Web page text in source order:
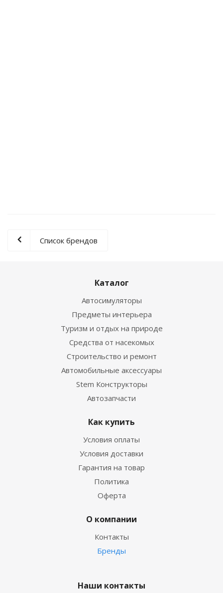
Список брендов
Каталог
Автосимуляторы
Предметы интерьера
Туризм и отдых на природе
Средства от насекомых
Строительство и ремонт
Автомобильные аксессуары
Stem Конструкторы
Автозапчасти
Как купить
Условия оплаты
Условия доставки
Гарантия на товар
Политика
Оферта
О компании
Контакты
Бренды
Наши контакты